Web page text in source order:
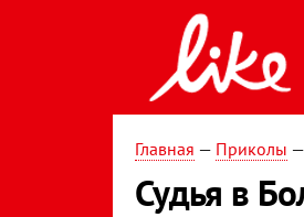
Главная — Приколы —
Судья в